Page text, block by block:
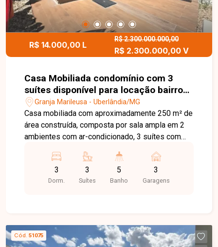
R$ 14.000,00 L
R$ 2.300.000.000,00
R$ 2.300.000,00 V
Casa Mobiliada condomínio com 3
suítes disponível para locação bairro
Granja Marileusa em Uberlândia-MG
Granja Marileusa - Uberlândia/MG
Casa mobiliada com aproximadamente 250 m² de
área construída, composta por sala ampla em 2
ambientes com ar-condicionado, 3 suítes com
social, escritório planejado, cozinha planejada
com ilha estilo americana, despensa, área de
serviço com lavanderia e armários e 3 vagas de
horas, salão de festas, academia, espaço
gourmet, piscina e quadras esportivas. Entre em
3
Dorm.
3
Suítes
5
Banho
3
Garagens
Cód. 51075